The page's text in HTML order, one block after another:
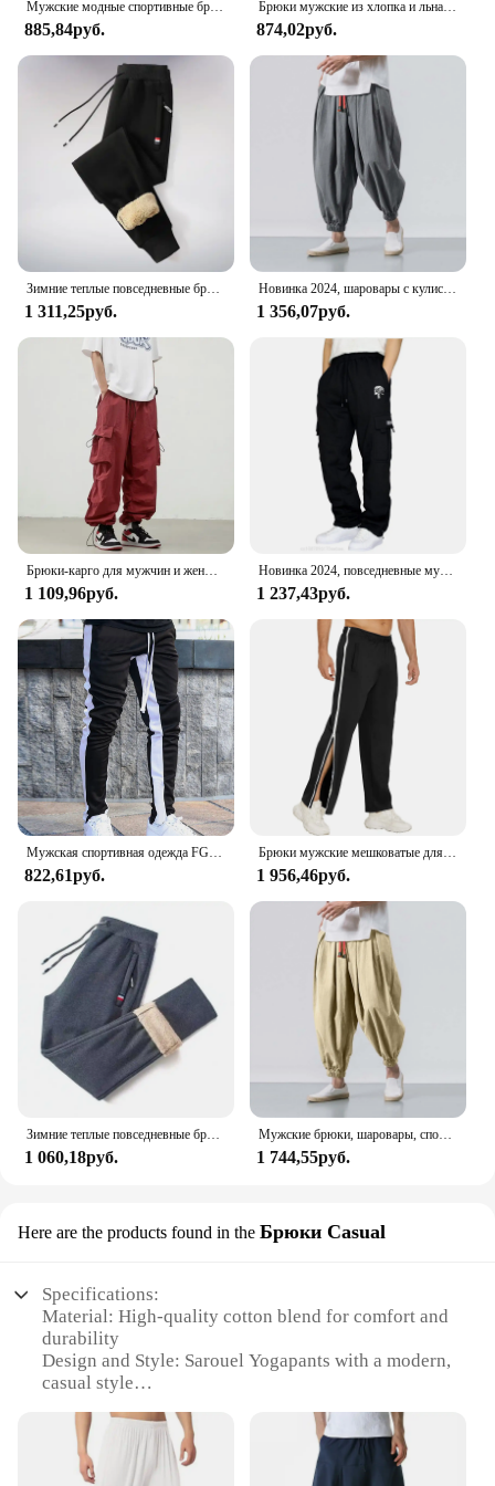
Мужские модные спортивные брюки на осень и зиму, брюки для бега на шнуровке, брюки, повседневные мешковатые брюки, спортивные брюки
885,84руб.
Брюки мужские из хлопка и льна, свободные модные повседневные длинные штаны с эластичным поясом, уличная одежда, легкие штаны, большие размеры
874,02руб.
Зимние теплые повседневные брюки из овечьей шерсти, мужские спортивные штаны для фитнеса и бега, мужские однотонные брюки на шнурке, флисовые прямые брюки M-5Xl
1 311,25руб.
Новинка 2024, шаровары с кулиской, мужские мешковатые штаны для бега, японские мужские брюки с широкими штанинами и промежностью, мужские Модные повседневные свободные брюки
1 356,07руб.
Брюки-карго для мужчин и женщин, джоггеры с несколькими карманами, шаровары с эластичным поясом, Повседневная Уличная одежда в стиле хип-хоп, спортивные штаны-карандаш
1 109,96руб.
Новинка 2024, повседневные мужские свободные брюки для бега в стиле хип-хоп, модные утепленные полукомбинезоны
1 237,43руб.
Мужская спортивная одежда FGKKS, облегающие спортивные штаны для фитнеса, черные спортивные штаны для бега, новинка 2023
822,61руб.
Брюки мужские мешковатые для баскетбола, спортивная одежда для тренажерного зала, спортивный костюм, роскошные джоггеры, летние штаны большого размера y2k
1 956,46руб.
Зимние теплые повседневные брюки из овечьей шерсти, мужские спортивные штаны для фитнеса и бега, мужские однотонные брюки на шнурке, флисовые прямые брюки M-5Xl
1 060,18руб.
Мужские брюки, шаровары, спортивная одежда, одежда для спортзала, спецодежда, спортивный костюм, роскошные мешковатые джоггеры, прямые брюки Y2k, летние брюки большого размера
1 744,55руб.
Here are the products found in the Брюки Casual
Specifications:
Material: High-quality cotton blend for comfort and
durability
Design and Style: Sarouel Yogapants with a modern,
casual style
everyday casual wear
Performance and Property: Moisture-wicking fabric
to keep you dry during exercise